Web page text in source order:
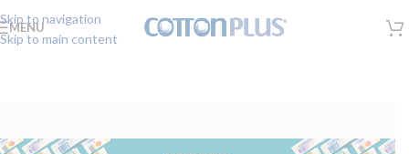
Skip to navigation
Skip to main content
MENU